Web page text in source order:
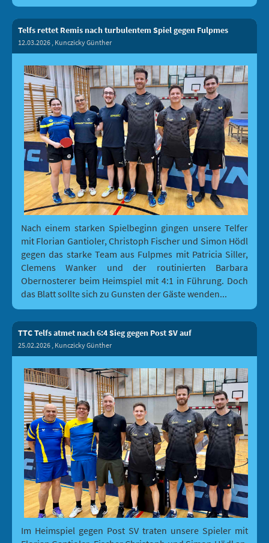
Telfs rettet Remis nach turbulentem Spiel gegen Fulpmes
12.03.2026 , Kunczicky Günther
Nach einem starken Spielbeginn gingen unsere Telfer
mit Florian Gantioler, Christoph Fischer und Simon Hödl
gegen das starke Team aus Fulpmes mit Patricia Siller,
Clemens Wanker und der routinierten Barbara
Obernosterer beim Heimspiel mit 4:1 in Führung. Doch
das Blatt sollte sich zu Gunsten der Gäste wenden...
TTC Telfs atmet nach 6:4 Sieg gegen Post SV auf
25.02.2026 , Kunczicky Günther
Im Heimspiel gegen Post SV traten unsere Spieler mit